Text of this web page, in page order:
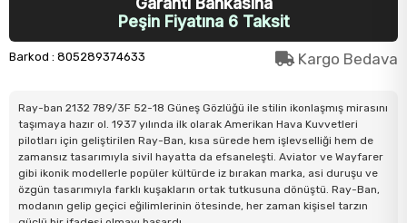
Peşin Fiyatına 6 Taksit
Barkod : 805289374633 Kargo Bedava
Ray-ban 2132 789/3F 52-18 Güneş Gözlüğü ile stilin ikonlaşmış mirasını
taşımaya hazır ol. 1937 yılında ilk olarak Amerikan Hava Kuvvetleri
pilotları için geliştirilen Ray-Ban, kısa sürede hem işlevselliği hem de
zamansız tasarımıyla sivil hayatta da efsaneleşti. Aviator ve Wayfarer
gibi ikonik modellerle popüler kültürde iz bırakan marka, asi duruşu ve
özgün tasarımıyla farklı kuşakların ortak tutkusuna dönüştü. Ray-Ban,
modanın gelip geçici eğilimlerinin ötesinde, her zaman kişisel tarzın